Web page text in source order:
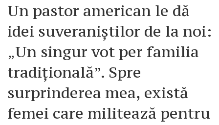
Un pastor american le dă
idei suveraniștilor de la noi:
„Un singur vot per familia
tradițională”. Spre
surprinderea mea, există
femei care militează pentru